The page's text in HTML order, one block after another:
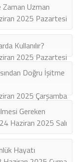
Uzman
2025 Pazartesi
Kullanılır?
2025 Pazartesi
Doğru İşitme
2025 Çarşamba
Gereken
24 Haziran 2025 Salı
Hayatı